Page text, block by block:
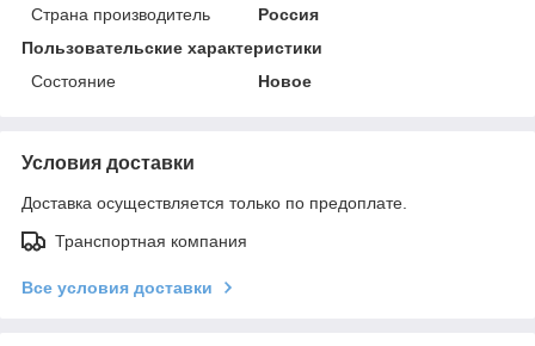
Страна производитель
Россия
Пользовательские характеристики
Состояние
Новое
Условия доставки
Доставка осуществляется только по предоплате.
Транспортная компания
Все условия доставки